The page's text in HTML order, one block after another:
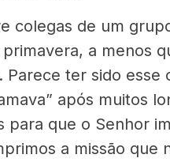
colegas de um
a menos
ter sido esse
após muitos
para que o Senhor
a missão que